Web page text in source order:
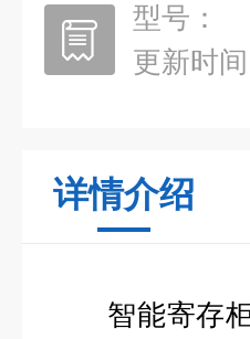
型号：
更新时间
详情介绍
智能寄存